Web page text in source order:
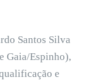
Santos Silva
Gaia/Espinho),
e